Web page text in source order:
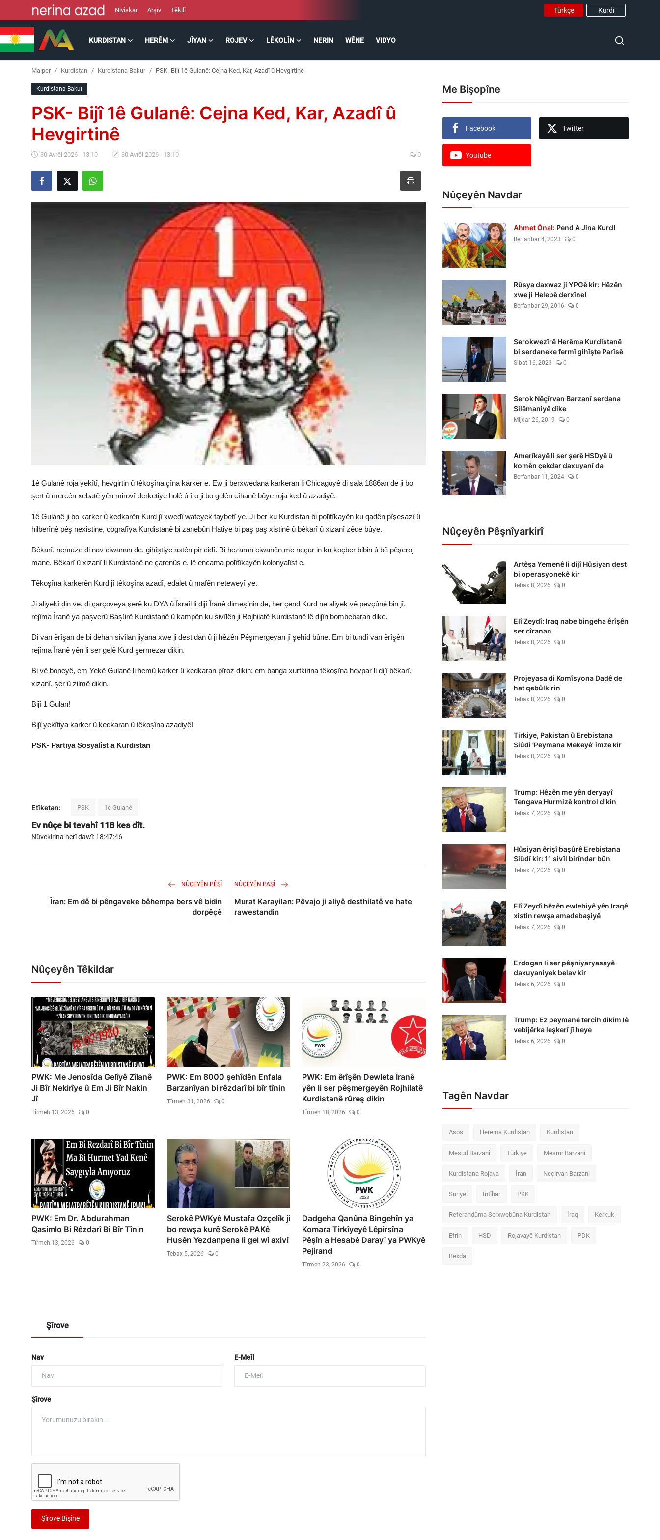
Nivîskar Arşiv Têkilî Türkçe Kurdi
KURDISTAN HERÊM JÎYAN ROJEV LÊKOLÎN NERIN WÊNE VIDYO
Lêkolîn
Malper Kurdistan Kurdistana Bakur PSK- Bijî 1ê Gulanê: Cejna Ked, Kar, Azadî û Hevgirtinê
Kurdistana Bakur
PSK- Bijî 1ê Gulanê: Cejna Ked, Kar, Azadî û
Hevgirtinê
30 Avrêl 2026 - 13:10 30 Avrêl 2026 - 13:10 0
1ê Gulanê roja yekîtî, hevgirtin û têkoşîna çîna karker e. Ew ji berxwedana karkeran li Chicagoyê di sala 1886an de ji bo
şert û mercên xebatê yên mirovî derketiye holê û îro ji bo gelên cîhanê bûye roja ked û azadiyê.
1ê Gulanê ji bo karker û kedkarên Kurd jî xwedî wateyek taybetî ye. Ji ber ku Kurdistan bi polîtîkayên ku qadên pîşesazî û
hilberînê pêş nexistine, cografîya Kurdistanê bi zanebûn Hatiye bi paş paş xistinê û bêkarî û xizanî zêde bûye.
Bêkarî, nemaze di nav ciwanan de, gihîştiye astên pir cidî. Bi hezaran ciwanên me neçar in ku koçber bibin û bê pêşeroj
mane. Bêkarî û xizanî li Kurdistanê ne çarenûs e, lê encama polîtîkayên kolonyalîst e.
Têkoşîna karkerên Kurd jî têkoşîna azadî, edalet û mafên neteweyî ye.
Ji aliyekî din ve, di çarçoveya şerê ku DYA û Îsraîl li dijî Îranê dimeşînin de, her çend Kurd ne aliyek vê pevçûnê bin jî,
rejîma Îranê ya paşverû Başûrê Kurdistanê û kampên ku sivîlên ji Rojhilatê Kurdistanê lê dijîn bombebaran dike.
Di van êrîşan de bi dehan sivîlan jiyana xwe ji dest dan û ji hêzên Pêşmergeyan jî şehîd bûne. Em bi tundî van êrîşên
rejîma Îranê yên li ser gelê Kurd şermezar dikin.
Bi vê boneyê, em Yekê Gulanê li hemû karker û kedkaran pîroz dikin; em banga xurtkirina têkoşîna hevpar li dijî bêkarî,
xizanî, şer û zilmê dikin.
Bijî 1 Gulan!
Bijî yekîtiya karker û kedkaran û têkoşîna azadiyê!
PSK- Partiya Sosyalîst a Kurdistan
Etîketan: PSK 1ê Gulanê
Ev nûçe bi tevahî118 kes dît.
Nûvekirina herî dawî: 18:47:46
NÛÇEYÊN PÊŞÎ
Îran: Em dê bi pêngaveke bêhempa bersivê bidin
dorpêçê
NÛÇEYÊN PAŞÎ
Murat Karayilan: Pêvajo ji aliyê desthilatê ve hate
rawestandin
Nûçeyên Têkildar
PWK: Me Jenosîda Gelîyê Zîlanê
Ji Bîr Nekirîye û Em Ji Bîr Nakin
Jî
Tîrmeh 13, 2026 0
PWK: Em 8000 şehîdên Enfala
Barzanîyan bi rêzdarî bi bîr tînin
Tîrmeh 31, 2026 0
PWK: Em êrîşên Dewleta Îranê
yên li ser pêşmergeyên Rojhilatê
Kurdistanê rûreş dikin
Tîrmeh 18, 2026 0
PWK: Em Dr. Abdurahman
Qasimlo Bi Rêzdarî Bi Bîr Tînin
Tîrmeh 13, 2026 0
Serokê PWKyê Mustafa Ozçelîk ji
bo rewşa kurê Serokê PAKê
Husên Yezdanpena li gel wî axivî
Tebax 5, 2026 0
Dadgeha Qanûna Bingehîn ya
Komara Tirkîyeyê Lêpirsîna
Pêşîn a Hesabê Darayî ya PWKyê
Pejirand
Tîrmeh 23, 2026 0
Şîrove
Nav E-Meîl
Şîrove
Şîrove Bişîne
Me Bişopîne
Facebook Twitter
Youtube
Nûçeyên Navdar
Ahmet Önal: Pend A Jina Kurd!
Berfanbar 4, 2023 0
Rûsya daxwaz ji YPGê kir: Hêzên
xwe ji Helebê derxîne!
Berfanbar 29, 2016 0
Serokwezîrê Herêma Kurdistanê
bi serdaneke fermî gihîşte Parîsê
Sibat 16, 2023 0
Serok Nêçîrvan Barzanî serdana
Silêmaniyê dike
Mijdar 26, 2019 0
Amerîkayê li ser şerê HSDyê û
komên çekdar daxuyanî da
Berfanbar 11, 2024 0
Nûçeyên Pêşnîyarkirî
Artêşa Yemenê li dijî Hûsiyan dest
bi operasyonekê kir
Tebax 8, 2026 0
Elî Zeydî: Iraq nabe bingeha êrîşên
ser cîranan
Tebax 8, 2026 0
Projeyasa di Komîsyona Dadê de
hat qebûlkirin
Tebax 8, 2026 0
Tirkiye, Pakistan û Erebistana
Siûdî ‘Peymana Mekeyê’ îmze kir
Tebax 8, 2026 0
Trump: Hêzên me yên deryayî
Tengava Hurmizê kontrol dikin
Tebax 7, 2026 0
Hûsiyan êrişî başûrê Erebistana
Siûdî kir: 11 sivîl birîndar bûn
Tebax 7, 2026 0
Elî Zeydî hêzên ewlehiyê yên Iraqê
xistin rewşa amadebaşiyê
Tebax 7, 2026 0
Erdogan li ser pêşniyaryasayê
daxuyaniyek belav kir
Tebax 6, 2026 0
Trump: Ez peymanê tercîh dikim lê
vebijêrka leşkerî jî heye
Tebax 6, 2026 0
Tagên Navdar
Asos Herema Kurdistan Kurdistan
Mesud Barzanî Türkiye Mesrur Barzani
Kurdistana Rojava İran Neçirvan Barzani
Suriye İntîhar PKK
Referandûma Serxwebûna Kurdistan İraq Kerkuk
Efrin HSD Rojavayê Kurdistan PDK
Bexda